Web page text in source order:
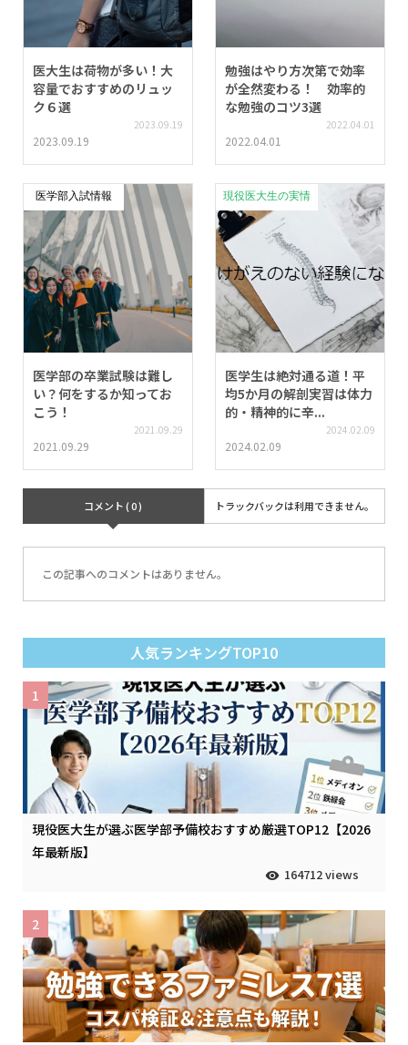
医大生は荷物が多い！大
容量でおすすめのリュッ
ク６選
2023.09.19
2023.09.19
勉強はやり方次第で効率
が全然変わる！ 効率的
な勉強のコツ3選
2022.04.01
2022.04.01
医学部入試情報
医学部の卒業試験は難し
い？何をするか知ってお
こう！
2021.09.29
2021.09.29
現役医大生の実情
医学生は絶対通る道！平
均5か月の解剖実習は体力
的・精神的に辛...
2024.02.09
2024.02.09
コメント ( 0 ) トラックバックは利用できません。
この記事へのコメントはありません。
人気ランキングTOP10
現役医大生が選ぶ医学部予備校おすすめ厳選TOP12【2026
年最新版】
164712 views
1
2